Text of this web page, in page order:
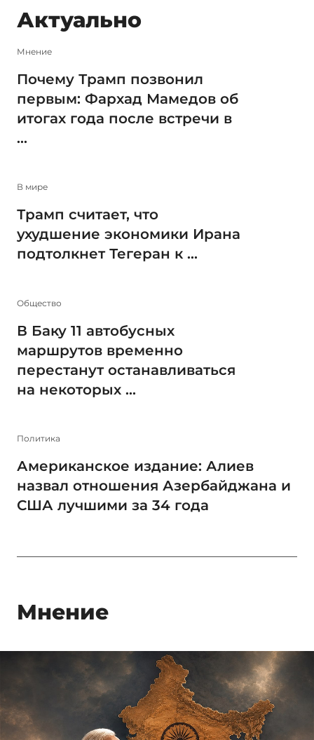
Актуально
Мнение
Почему Трамп позвонил
первым: Фархад Мамедов об
итогах года после встречи в
...
В мире
Трамп считает, что
ухудшение экономики Ирана
подтолкнет Тегеран к ...
Общество
В Баку 11 автобусных
маршрутов временно
перестанут останавливаться
на некоторых ...
Политика
Американское издание: Алиев
назвал отношения Азербайджана и
США лучшими за 34 года
Мнение